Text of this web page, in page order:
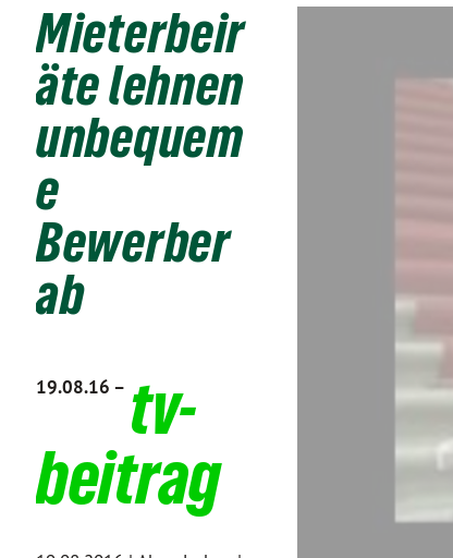
Mieterbeir
äte lehnen
unbequem
e
Bewerber
ab
19.08.16 – tv-
beitrag